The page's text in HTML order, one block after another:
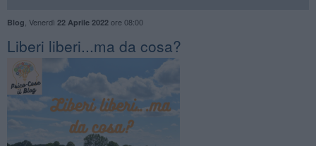
Blog Venerdì 22 Aprile 2022ore 08:00
​Liberi liberi...ma da cosa?